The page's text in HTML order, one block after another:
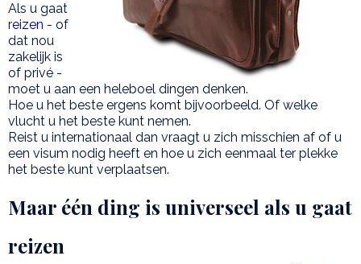
Als u gaat
reizen - of
dat nou
zakelijk is
of privé -
moet u aan een heleboel dingen denken.
Hoe u het beste ergens komt bijvoorbeeld. Of welke
vlucht u het beste kunt nemen.
Reist u internationaal dan vraagt u zich misschien af of u
een visum nodig heeft en hoe u zich eenmaal ter plekke
het beste kunt verplaatsen.
Maar één ding is universeel als u gaat
reizen